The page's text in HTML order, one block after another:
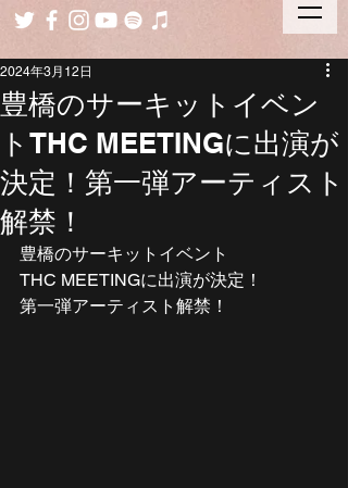
豊橋のサーキットイベン
トTHC MEETINGに出演が
決定！第一弾アーティスト
解禁！
2024年3月12日
豊橋のサーキットイベント
THC MEETINGに出演が決定！
第一弾アーティスト解禁！